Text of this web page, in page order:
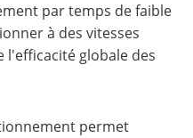
par temps de faible
à des vitesses
l'efficacité globale des
permet